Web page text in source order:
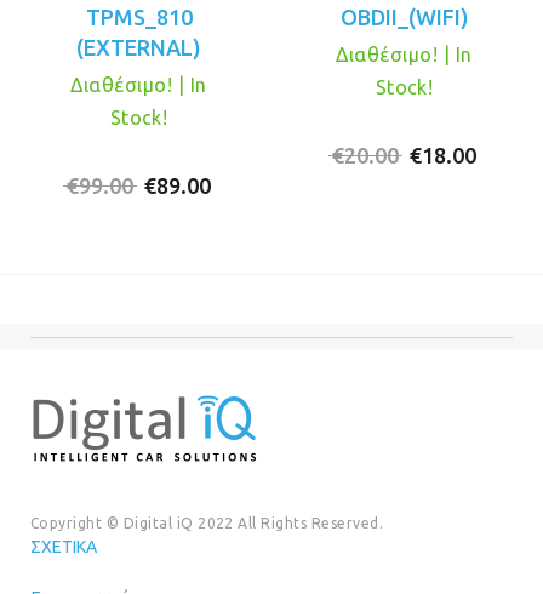
TPMS_810
(EXTERNAL)
€99.00 Original
€89.00
Διαθέσιμο! | In
Stock!
OBDII_(WIFI)
€20.00 Original
€18.00
Διαθέσιμο! | In
Stock!
Copyright © Digital iQ 2022 All Rights Reserved.
ΣΧΕΤΙΚΆ